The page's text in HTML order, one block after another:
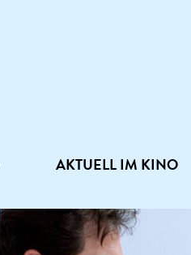
AKTUELL IM KINO